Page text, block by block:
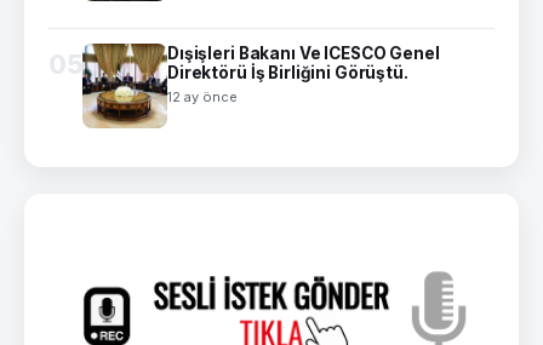
05
Dışişleri Bakanı Ve ICESCO Genel
Direktörü İş Birliğini Görüştü.
12 ay önce